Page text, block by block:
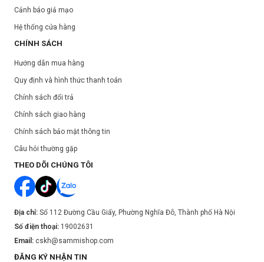
Cảnh báo giả mạo
Hệ thống cửa hàng
CHÍNH SÁCH
Hướng dẫn mua hàng
Quy định và hình thức thanh toán
Chính sách đổi trả
Chính sách giao hàng
Chính sách bảo mật thông tin
Câu hỏi thường gặp
THEO DÕI CHÚNG TÔI
Địa chỉ: Số 112 Đường Cầu Giấy, Phường Nghĩa Đô, Thành phố Hà Nội
Số điện thoại: 19002631
Email: cskh@sammishop.com
ĐĂNG KÝ NHẬN TIN